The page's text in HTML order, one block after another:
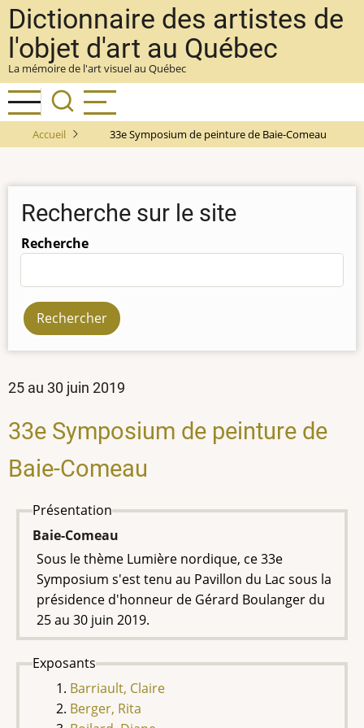
Aller
au
contenu
principal
Dictionnaire des artistes de
l'objet d'art au Québec
La mémoire de l'art visuel au Québec
Accueil 33e Symposium de peinture de Baie-Comeau
Recherche sur le site
Recherche
25 au 30 juin 2019
33e Symposium de peinture de
Baie-Comeau
Présentation
Baie-Comeau
Sous le thème Lumière nordique, ce 33e
Symposium s'est tenu au Pavillon du Lac sous la
présidence d'honneur de Gérard Boulanger du
25 au 30 juin 2019.
Exposants
Barriault, Claire
Berger, Rita